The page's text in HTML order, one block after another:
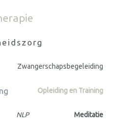
Zwangerschapsbegeleiding
Opleiding en Training
NLP Meditatie